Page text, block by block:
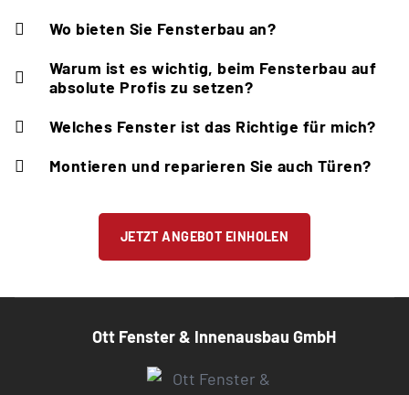
Wo bieten Sie Fensterbau an?
Warum ist es wichtig, beim Fensterbau auf
absolute Profis zu setzen?
Welches Fenster ist das Richtige für mich?
Montieren und reparieren Sie auch Türen?
JETZT ANGEBOT EINHOLEN
Ott Fenster & Innenausbau GmbH